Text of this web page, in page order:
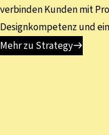
verbinden Kunden mit
Designkompetenz und
Mehr zu Strategy